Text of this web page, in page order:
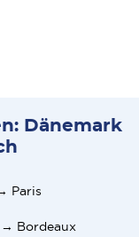
Dänemark
Paris
Bordeaux